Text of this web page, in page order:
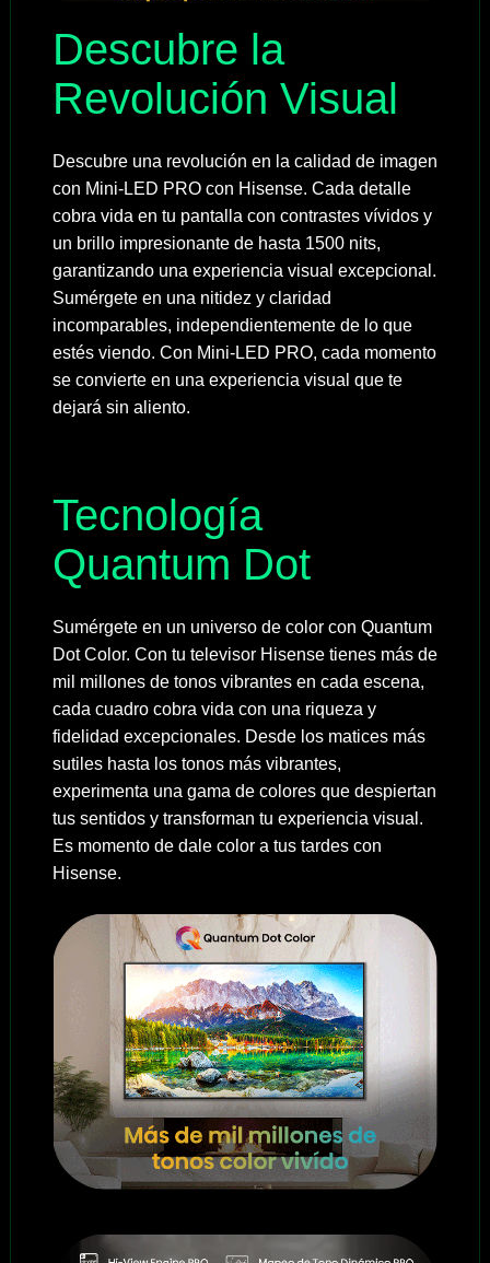
Descubre la
Revolución Visual
Descubre una revolución en la calidad de imagen
con Mini-LED PRO con Hisense. Cada detalle
cobra vida en tu pantalla con contrastes vívidos y
un brillo impresionante de hasta 1500 nits,
garantizando una experiencia visual excepcional.
Sumérgete en una nitidez y claridad
incomparables, independientemente de lo que
estés viendo. Con Mini-LED PRO, cada momento
se convierte en una experiencia visual que te
dejará sin aliento.
Tecnología
Quantum Dot
Sumérgete en un universo de color con Quantum
Dot Color. Con tu televisor Hisense tienes más de
mil millones de tonos vibrantes en cada escena,
cada cuadro cobra vida con una riqueza y
fidelidad excepcionales. Desde los matices más
sutiles hasta los tonos más vibrantes,
experimenta una gama de colores que despiertan
tus sentidos y transforman tu experiencia visual.
Es momento de dale color a tus tardes con
Hisense.